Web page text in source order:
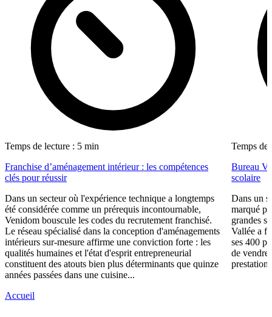
Temps de lecture : 5 min
Franchise d’aménagement intérieur : les compétences
clés pour réussir
Dans un secteur où l'expérience technique a longtemps
été considérée comme un prérequis incontournable,
Venidom bouscule les codes du recrutement franchisé.
Le réseau spécialisé dans la conception d'aménagements
intérieurs sur-mesure affirme une conviction forte : les
qualités humaines et l'état d'esprit entrepreneurial
constituent des atouts bien plus déterminants que quinze
années passées dans une cuisine...
Temps de
Bureau
scolaire
Dans un
marqué
grandes
Vallée a
ses 400
de vendre
Accueil